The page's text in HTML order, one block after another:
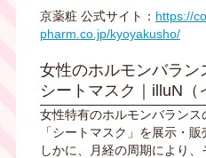
京薬粧 公式サイト： https://
pharm.co.jp/kyoyakusho/
女性のホルモンバラン
シートマスク｜illuN（
女性特有のホルモンバラン
「シートマスク」を展示・
しかに、月経の周期により